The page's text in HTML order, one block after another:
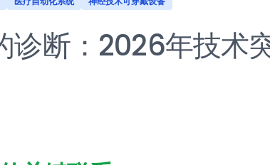
诊断：2026年技术